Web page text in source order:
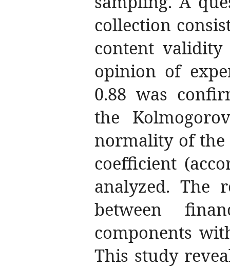
collection
content
opinion of
0.88 was
the
normality of the
coefficient
analyzed. The
between
components
This study